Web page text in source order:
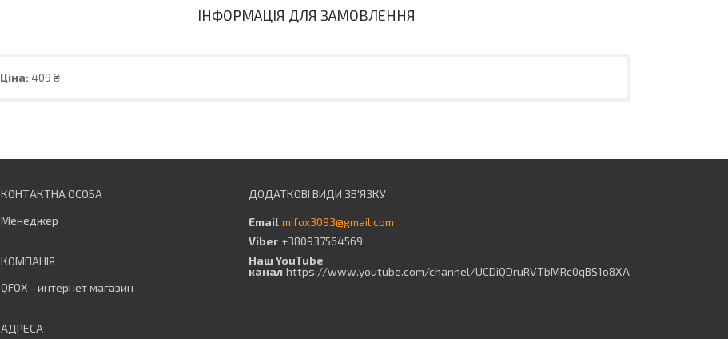
ІНФОРМАЦІЯ ДЛЯ ЗАМОВЛЕННЯ
Ціна: 409 ₴
Менеджер
QFOX - интернет магазин
mifox3093@gmail.com
+380937564569
Наш YouTube
канал https://www.youtube.com/channel/UCDiQDruRVTbMRc0qBS1o8XA